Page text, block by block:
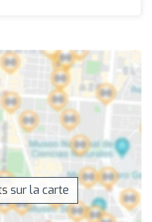
sur la carte